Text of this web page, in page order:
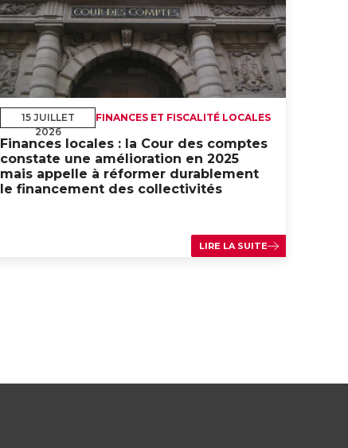
15 JUILLET
2026
FINANCES ET FISCALITÉ LOCALES
Finances locales : la Cour des comptes
constate une amélioration en 2025
mais appelle à réformer durablement
le financement des collectivités
LIRE LA SUITE